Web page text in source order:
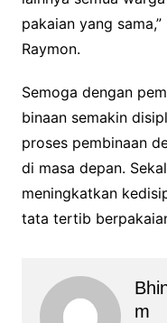
pakaian yang
Raymon.
Semoga dengan
binaan semakin
proses pembinaan
di masa depan.
meningkatkan
tata tertib
M